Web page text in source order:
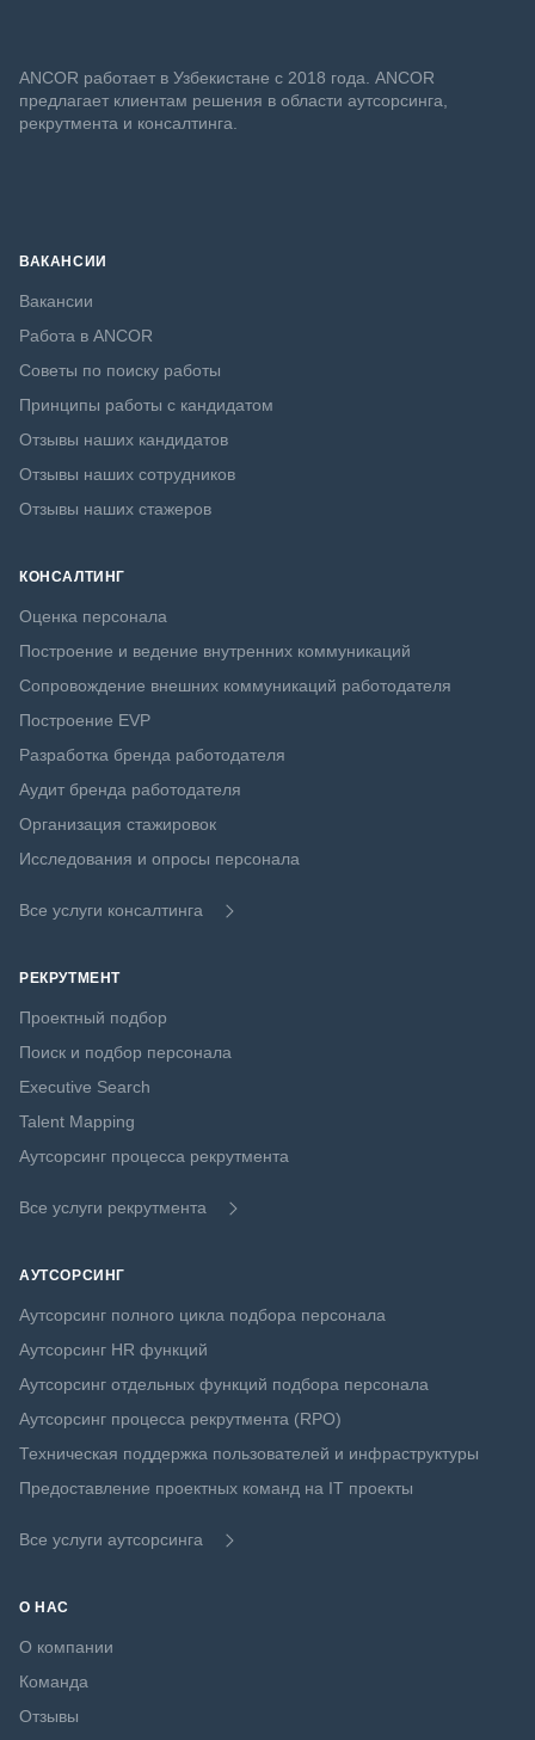
ANСOR работает в Узбекистане с 2018 года. ANCOR
предлагает клиентам решения в области аутсорсинга,
рекрутмента и консалтинга.
ВАКАНСИИ
Вакансии
Работа в ANCOR
Советы по поиску работы
Принципы работы с кандидатом
Отзывы наших кандидатов
Отзывы наших сотрудников
Отзывы наших стажеров
КОНСАЛТИНГ
Оценка персонала
Построение и ведение внутренних коммуникаций
Сопровождение внешних коммуникаций работодателя
Построение EVP
Разработка бренда работодателя
Аудит бренда работодателя
Организация стажировок
Исследования и опросы персонала
Все услуги консалтинга
РЕКРУТМЕНТ
Проектный подбор
Поиск и подбор персонала
Executive Search
Talent Mapping
Аутсорсинг процесса рекрутмента
Все услуги рекрутмента
АУТСОРСИНГ
Аутсорсинг полного цикла подбора персонала
Аутсорсинг HR функций
Аутсорсинг отдельных функций подбора персонала
Аутсорсинг процесса рекрутмента (RPO)
Техническая поддержка пользователей и инфраструктуры
Предоставление проектных команд на IT проекты
Все услуги аутсорсинга
О НАС
О компании
Команда
Отзывы